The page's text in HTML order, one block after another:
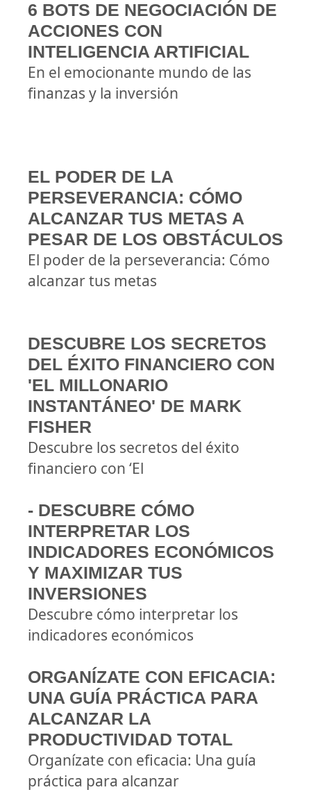
6 BOTS DE NEGOCIACIÓN DE
ACCIONES CON
INTELIGENCIA ARTIFICIAL
En el emocionante mundo de las
finanzas y la inversión
EL PODER DE LA
PERSEVERANCIA: CÓMO
ALCANZAR TUS METAS A
PESAR DE LOS OBSTÁCULOS
El poder de la perseverancia: Cómo
alcanzar tus metas
DESCUBRE LOS SECRETOS
DEL ÉXITO FINANCIERO CON
'EL MILLONARIO
INSTANTÁNEO' DE MARK
FISHER
Descubre los secretos del éxito
financiero con ‘El
- DESCUBRE CÓMO
INTERPRETAR LOS
INDICADORES ECONÓMICOS
Y MAXIMIZAR TUS
INVERSIONES
Descubre cómo interpretar los
indicadores económicos
ORGANÍZATE CON EFICACIA:
UNA GUÍA PRÁCTICA PARA
ALCANZAR LA
PRODUCTIVIDAD TOTAL
Organízate con eficacia: Una guía
práctica para alcanzar